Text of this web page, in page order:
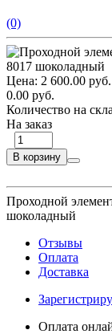
(0)
Цена: 2 600.00 руб.
0.00 руб.
Количество на
На заказ
В корзину
Проходной
шоколадный
Отзывы
Оплата
Доставка
Оплата